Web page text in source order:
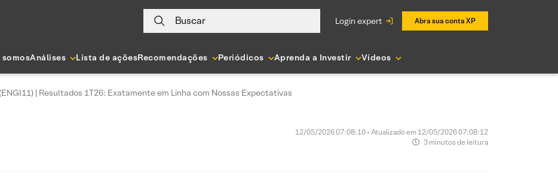
Buscar login expert Abra sua conta XP
somosAnálises Lista de açõesRecomendações Periódicos Aprenda a Investir Vídeos
| Resultados 1T26: Exatamente em Linha com Nossas Expectativas
12/05/2026 07:08:10 • Atualizado em 12/05/2026 07:08:12
3 minutos de leitura